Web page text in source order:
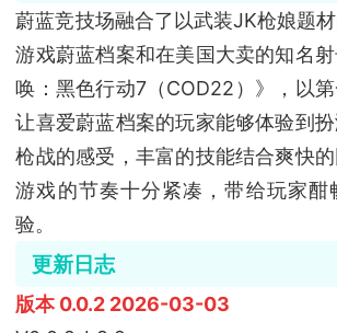
蔚蓝竞技场融合了以武装JK枪娘题
游戏蔚蓝档案和在美国大卖的知名
唤：黑色行动7（COD22）》，以
让喜爱蔚蓝档案的玩家能够体验到
枪战的感受，丰富的技能结合爽快
游戏的节奏十分紧凑，带给玩家酣
验。
更新日志
版本 0.0.2 2026-03-03